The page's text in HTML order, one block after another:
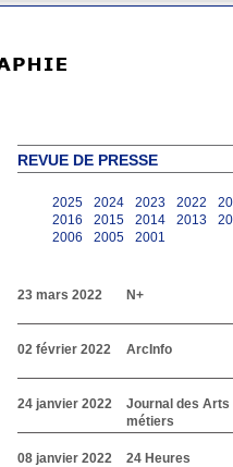
REVUE DE PRESSE
2025 2024 2023 2022
2016
2015 2014 2013
2006
2005 2001
23 mars 2022 N+
02 février 2022 ArcInfo
24 janvier 2022
Journal des Arts
métiers
08 janvier 2022 24 Heures